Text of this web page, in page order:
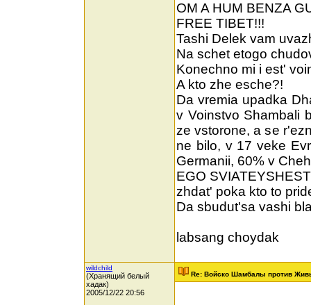
OM A HUM BENZA
FREE TIBET!!!
Tashi Delek vam
Na schet etogo
Konechno mi i est'
A kto zhe esche?!
Da vremia upadka
v Voinstvo Shambali
ze vstorone, a se
ne bilo, v 17 veke
Germanii, 60% v
EGO
zhdat' poka kto to
Da sbudut'sa vashi
labsang choydak
wildchild
(Хранящий белый
хадак)
2005/12/22 20:56
Re: Войско Шамбалы против